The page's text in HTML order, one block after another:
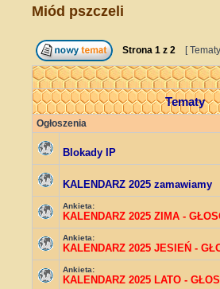
Miód pszczeli
Strona 1 z 2 [
Tematy
Ogłoszenia
Blokady IP
KALENDARZ 2025 zamawiamy
Ankieta:
KALENDARZ 2025 ZIMA -
Ankieta:
KALENDARZ 2025 JESIEŃ -
Ankieta:
KALENDARZ 2025 LATO -